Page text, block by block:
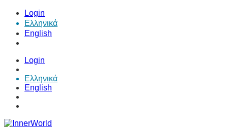
Skip
content
Login
Ελληνικά
English
Login
Ελληνικά
English